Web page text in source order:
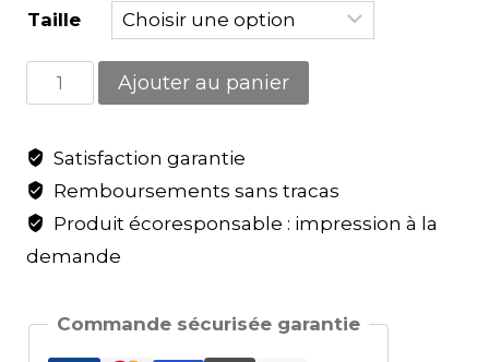
Taille
Ajouter au panier
Satisfaction garantie
Remboursements sans tracas
Produit écoresponsable : impression à la
demande
Commande sécurisée garantie